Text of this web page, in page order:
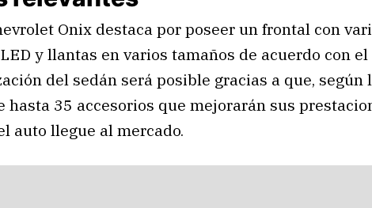
Onix destaca por poseer un frontal con
y llantas en varios tamaños de acuerdo con el
del sedán será posible gracias a que, según
hasta 35 accesorios que mejorarán sus
auto llegue al mercado.